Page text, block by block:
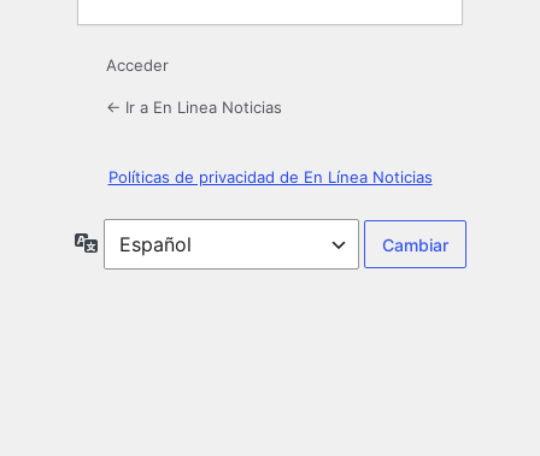
Acceder
← Ir a En Linea Noticias
Políticas de privacidad de En Línea Noticias
Idioma